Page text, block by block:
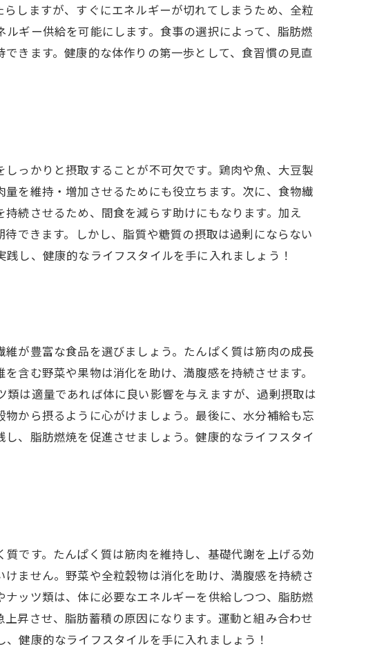
しますが、すぐにエネルギーが切れてしまうため、全粒
ギー供給を可能にします。食事の選択によって、脂肪燃
きます。健康的な体作りの第一歩として、食習慣の見直
っかりと摂取することが不可欠です。鶏肉や魚、大豆製
を維持・増加させるためにも役立ちます。次に、食物繊
続させるため、間食を減らす助けにもなります。加え
できます。しかし、脂質や糖質の摂取は過剰にならない
し、健康的なライフスタイルを手に入れましょう！
が豊富な食品を選びましょう。たんぱく質は筋肉の成長
含む野菜や果物は消化を助け、満腹感を持続させます。
は適量であれば体に良い影響を与えますが、過剰摂取は
から摂るように心がけましょう。最後に、水分補給も忘
、脂肪燃焼を促進させましょう。健康的なライフスタイ
です。たんぱく質は筋肉を維持し、基礎代謝を上げる効
ません。野菜や全粒穀物は消化を助け、満腹感を持続さ
ッツ類は、体に必要なエネルギーを供給しつつ、脂肪燃
昇させ、脂肪蓄積の原因になります。運動と組み合わせ
健康的なライフスタイルを手に入れましょう！